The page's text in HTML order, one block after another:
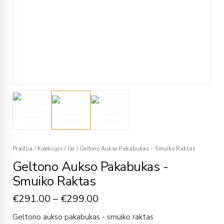
Pradžia / Kolekcijos / Jai /Geltono Aukso Pakabukas – Smuiko Raktas
Geltono Aukso Pakabukas -
Smuiko Raktas
€291.00 – €299.00
Geltono aukso pakabukas - smuiko raktas